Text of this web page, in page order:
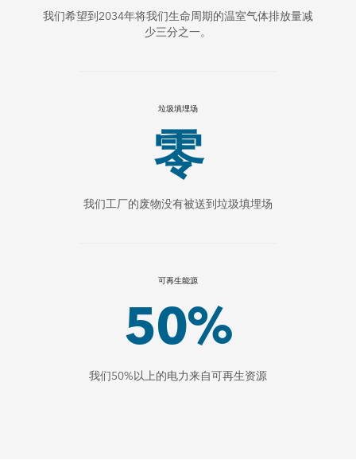
我们希望到2034年将我们生命周期的温室气体排放量减
少三分之一。
垃圾填埋场
零
我们工厂的废物没有被送到垃圾填埋场
可再生能源
50%
我们50%以上的电力来自可再生资源